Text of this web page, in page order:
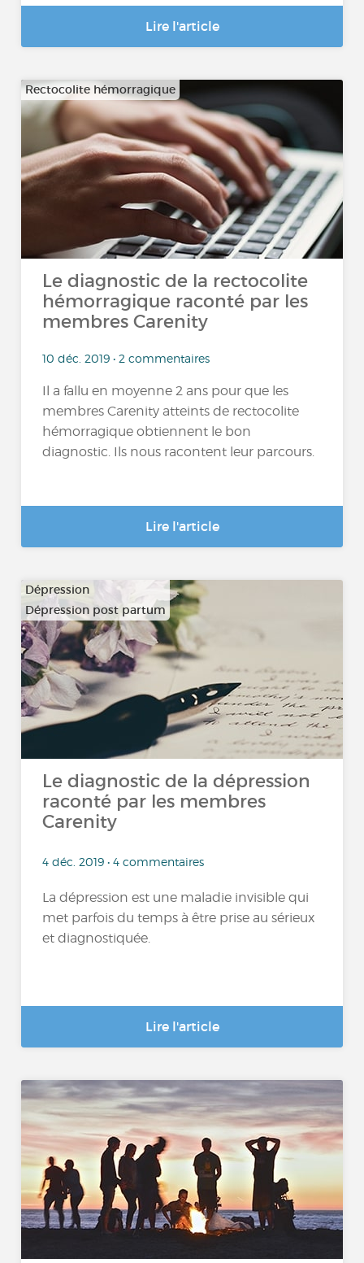
Lire l'article
Rectocolite hémorragique
Le diagnostic de la rectocolite
hémorragique raconté par les
membres Carenity
10 déc. 2019 • 2 commentaires
Il a fallu en moyenne 2 ans pour que les
membres Carenity atteints de rectocolite
hémorragique obtiennent le bon
diagnostic. Ils nous racontent leur parcours.
Lire l'article
Dépression
Dépression post partum
Le diagnostic de la dépression
raconté par les membres
Carenity
4 déc. 2019 • 4 commentaires
La dépression est une maladie invisible qui
met parfois du temps à être prise au sérieux
et diagnostiquée.
Lire l'article